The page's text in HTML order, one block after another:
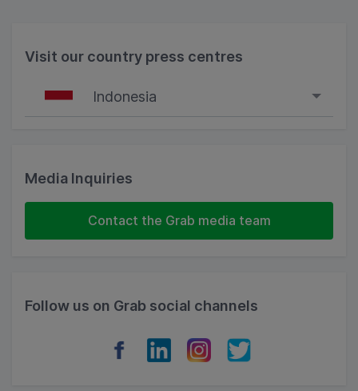
Visit our country press centres
Indonesia
Indonesia
Thailand
Vietnam
Myanmar
Media Inquiries
Contact the Grab media team
Follow us on Grab social channels